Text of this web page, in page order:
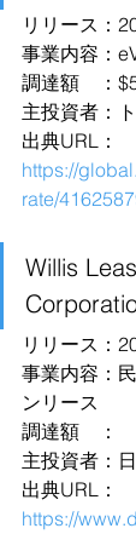
リリース：
事業内容：
調達額　：
主投資者：
出典URL：
https://
rate/
Willis
リリース：
事業内容：
ンリース
調達額　：
主投資者：
出典URL：
https://